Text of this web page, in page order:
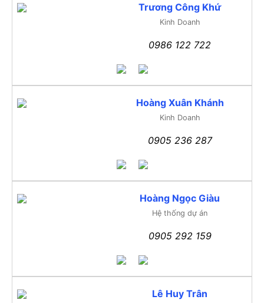
Trương Công Khứ
Kinh Doanh
0986 122 722
Hoàng Xuân Khánh
Kinh Doanh
0905 236 287
Hoàng Ngọc Giàu
Hệ thống dự án
0905 292 159
Lê Huy Trân